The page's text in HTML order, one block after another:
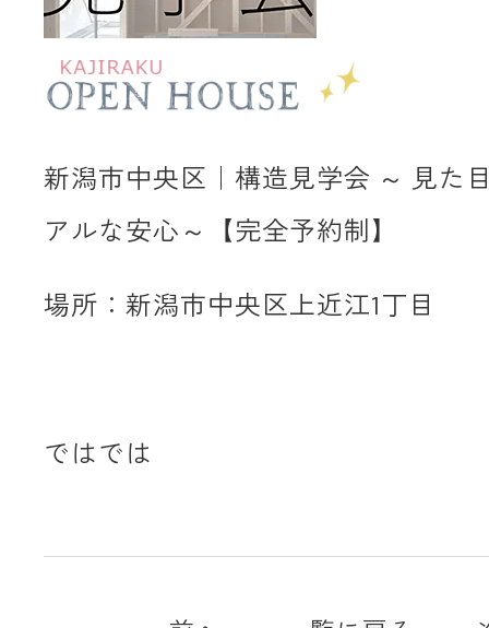
新潟市中央区｜構造見学会 ～ 見た
アルな安心～【完全予約制】
場所：新潟市中央区上近江1丁目
ではでは